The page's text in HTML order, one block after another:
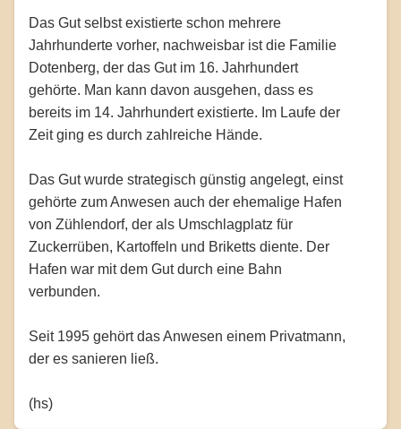
Das Gut selbst existierte schon mehrere
Jahrhunderte vorher, nachweisbar ist die Familie
Dotenberg, der das Gut im 16. Jahrhundert
gehörte. Man kann davon ausgehen, dass es
bereits im 14. Jahrhundert existierte. Im Laufe der
Zeit ging es durch zahlreiche Hände.
Das Gut wurde strategisch günstig angelegt, einst
gehörte zum Anwesen auch der ehemalige Hafen
von Zühlendorf, der als Umschlagplatz für
Zuckerrüben, Kartoffeln und Briketts diente. Der
Hafen war mit dem Gut durch eine Bahn
verbunden.
Seit 1995 gehört das Anwesen einem Privatmann,
der es sanieren ließ.
(hs)